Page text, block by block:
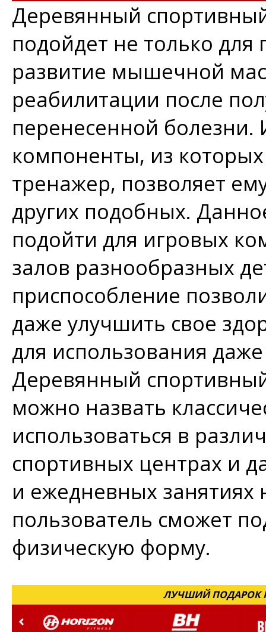
Деревянный
подойдет не только
развитие мышечной
реабилитации после
перенесенной
компоненты, из
тренажер, позволяет
других подобных.
подойти для игровых
залов разнообразных
приспособление
даже улучшить свое
для использования
Деревянный
можно назвать
использоваться в
спортивных центрах и
и ежедневных
пользователь сможет
физическую форму.
ЛУЧШИЙ ПОДАРОК